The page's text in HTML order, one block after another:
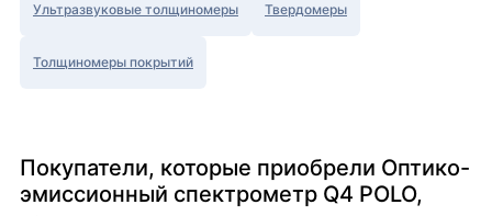
Ультразвуковые толщиномеры Твердомеры
Толщиномеры покрытий
Покупатели, которые приобрели Оптико-
эмиссионный спектрометр Q4 POLO,